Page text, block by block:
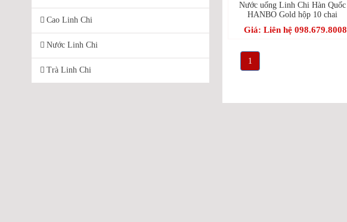
Cao Linh Chi
Nước Linh Chi
Trà Linh Chi
Nước uống Linh Chi Hàn Quốc
HANBO Gold hộp 10 chai
Giá: Liên hệ 098.679.8008
1